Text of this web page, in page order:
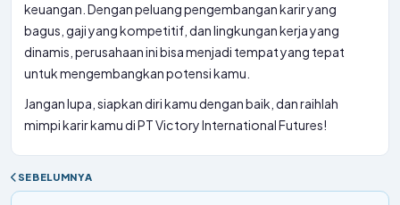
keuangan. Dengan peluang pengembangan karir yang
bagus, gaji yang kompetitif, dan lingkungan kerja yang
dinamis, perusahaan ini bisa menjadi tempat yang tepat
untuk mengembangkan potensi kamu.
Jangan lupa, siapkan diri kamu dengan baik, dan raihlah
mimpi karir kamu di PT Victory International Futures!
SEBELUMNYA